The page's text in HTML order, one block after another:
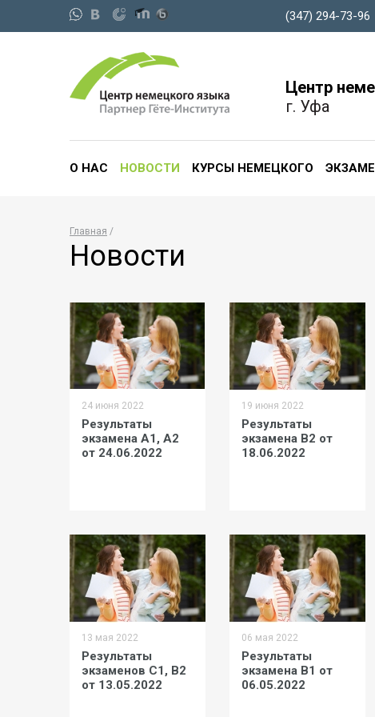
Главная
Новости
24 июня 2022
Результаты
экзамена A1, А2
от 24.06.2022
19 июня 2022
Результаты
экзамена В2 от
18.06.2022
13 мая 2022
Результаты
экзаменов С1, В2
от 13.05.2022
06 мая 2022
Результаты
экзамена B1 от
06.05.2022
(347) 294-73-96
Центр
г. Уфа
О НАС НОВОСТИ КУРСЫ НЕМЕЦКОГО